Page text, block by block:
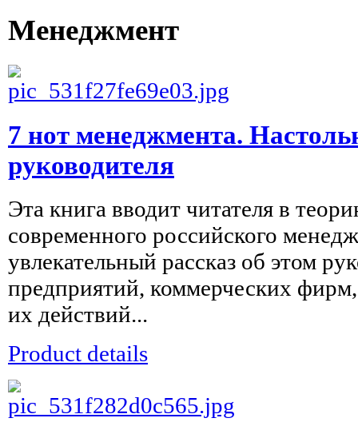
Менеджмент
7 нот менеджмента.
руководителя
Эта книга вводит читателя в
современного российского
увлекательный рассказ об этом
предприятий, коммерческих
их действий...
Product details